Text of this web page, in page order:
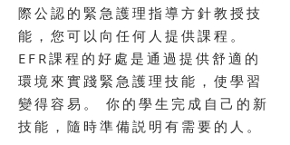
際公認的緊急護理指導方針教授技
能，您可以向任何人提供課程。
EFR課程的好處是通過提供舒適的
環境來實踐緊急護理技能，使學習
變得容易。 你的學生完成自己的新
技能，隨時準備説明有需要的人。